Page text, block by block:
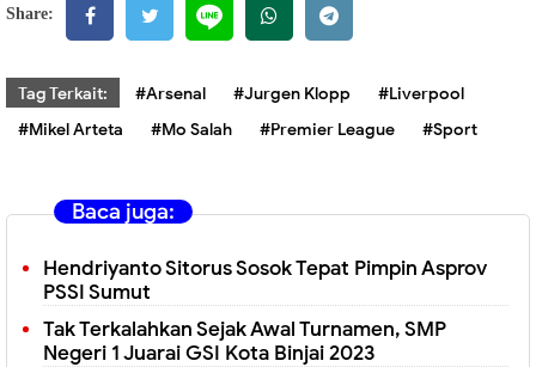
Share:
Tag Terkait: #Arsenal #Jurgen Klopp
#Liverpool
#Mikel Arteta
#Mo Salah #Premier League #Sport
Baca juga:
Hendriyanto Sitorus Sosok Tepat Pimpin Asprov
PSSI Sumut
Tak Terkalahkan Sejak Awal Turnamen, SMP
Negeri 1 Juarai GSI Kota Binjai 2023